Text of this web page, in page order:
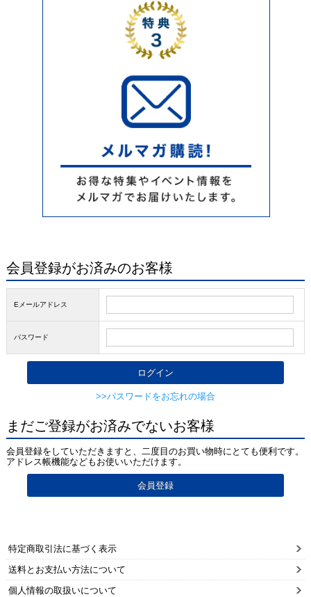
会員登録がお済みのお客様
Eメールアドレス
パスワード
>>パスワードをお忘れの場合
まだご登録がお済みでないお客様
会員登録をしていただきますと、二度目のお買い物時にとても便利です。
アドレス帳機能などもお使いいただけます。
特定商取引法に基づく表示
送料とお支払い方法について
個人情報の取扱いについて